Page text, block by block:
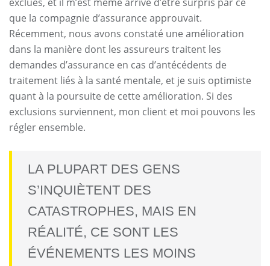
que la compagnie d’assurance approuvait.
Récemment, nous avons constaté une amélioration
dans la manière dont les assureurs traitent les
demandes d’assurance en cas d’antécédents de
traitement liés à la santé mentale, et je suis optimiste
quant à la poursuite de cette amélioration. Si des
exclusions surviennent, mon client et moi pouvons les
régler ensemble.
LA PLUPART DES GENS
S’INQUIÈTENT DES
CATASTROPHES, MAIS EN
RÉALITÉ, CE SONT LES
ÉVÉNEMENTS LES MOINS